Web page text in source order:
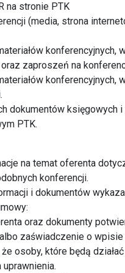
na stronie PTK
(media, strona
konferencyjnych,
zaproszeń na
konferencyjnych,
dokumentów księgowych
PTK.
na temat oferenta
konferencji.
i dokumentów
oraz dokumenty
zaświadczenie o
osoby, które będą